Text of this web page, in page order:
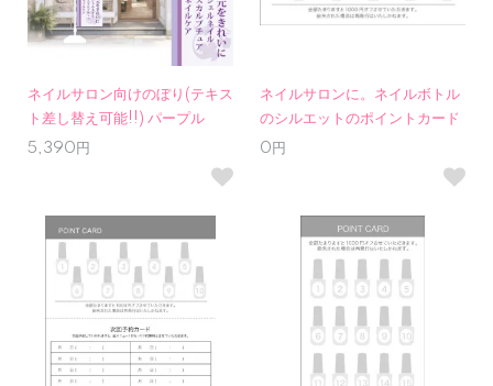
ネイルサロン向けのぼり(テキス
ト差し替え可能!!) パープル
5,390円
ネイルサロンに。ネイルボトル
のシルエットのポイントカード
0円